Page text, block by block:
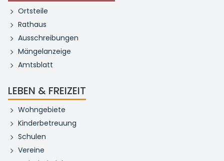
Ortsteile
Rathaus
Ausschreibungen
Mängelanzeige
Amtsblatt
LEBEN & FREIZEIT
Wohngebiete
Kinderbetreuung
Schulen
Vereine